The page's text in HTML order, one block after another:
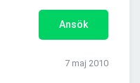
Ansök
7 maj 2010